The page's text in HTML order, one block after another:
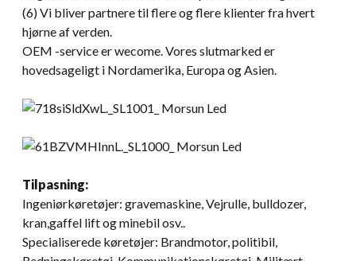
(6) Vi bliver partnere til flere og flere klienter fra hvert
hjørne af verden.
OEM -service er wecome. Vores slutmarked er
hovedsageligt i Nordamerika, Europa og Asien.
Tilpasning:
Ingeniørkøretøjer: gravemaskine, Vejrulle, bulldozer,
kran,gaffel lift og minebil osv..
Specialiserede køretøjer: Brandmotor, politibil,